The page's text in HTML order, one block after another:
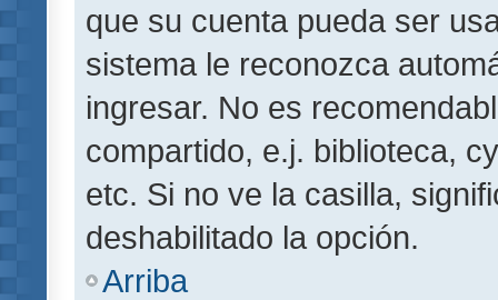
que su cuenta pueda ser
sistema le reconozca
ingresar. No es
compartido, e.j. biblioteca,
etc. Si no ve la casilla,
deshabilitado la opción.
Arriba